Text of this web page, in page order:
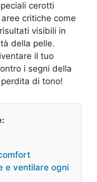
cerotti
critiche come
visibili in
della pelle.
il tuo
i segni della
perdita di tono!
e ventilare ogni